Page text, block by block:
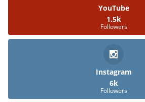
YouTube
1.5k
Followers
Instagram
6k
Followers